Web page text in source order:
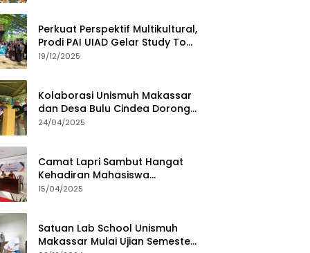
Perkuat Perspektif Multikultural,
Prodi PAI UIAD Gelar Study Tour
ke Kajang
19/12/2025
Kolaborasi Unismuh Makassar
dan Desa Bulu Cindea Dorong
Sentra Garam Industri
24/04/2025
Camat Lapri Sambut Hangat
Kehadiran Mahasiswa
PoltekMu
15/04/2025
Satuan Lab School Unismuh
Makassar Mulai Ujian Semester,